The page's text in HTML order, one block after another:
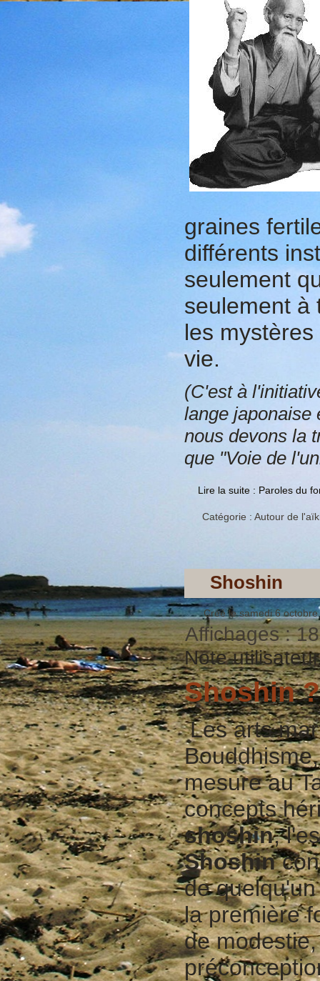
graines
différents
seulement
seulement à
les
vie.
(C'est à
lange japonaise
nous devons la
que "Voie de
Lire la suite : Paroles du
Catégorie : Autour de
Shoshin
Créé le samedi 6
Affichages :
Note
Shoshin
Les arts
mesure au
concepts
shoshin,
Shoshin
de
la première
de